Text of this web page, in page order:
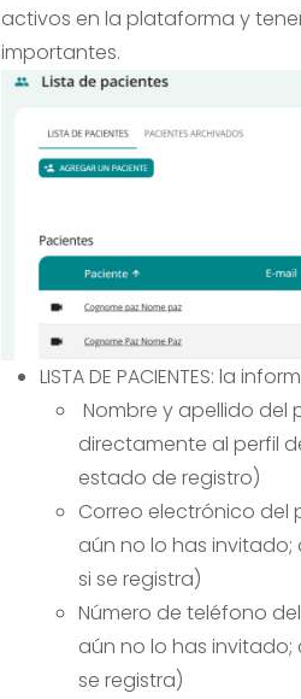
activos en la plataforma y
importantes.
LISTA DE PACIENTES: la
Nombre y apellido del
directamente al perfil
estado de registro)
Correo electrónico del
aún no lo has
si se registra)
Número de teléfono
aún no lo has
se registra)